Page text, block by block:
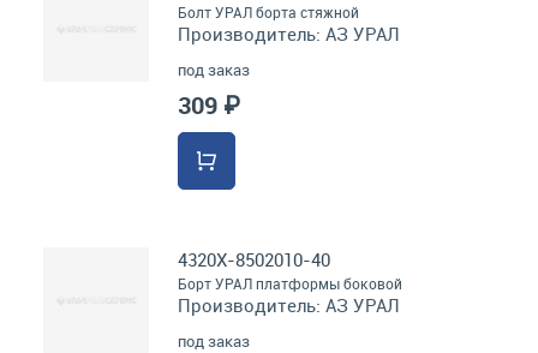
Болт УРАЛ борта стяжной
Производитель: АЗ УРАЛ
под заказ
309 ₽
4320Х-8502010-40
Борт УРАЛ платформы боковой
Производитель: АЗ УРАЛ
под заказ